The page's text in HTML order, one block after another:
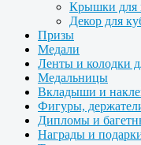
Крышки для
Декор для
Призы
Медали
Ленты и колодки
Медальницы
Вкладыши и
Фигуры,
Дипломы и
Награды и